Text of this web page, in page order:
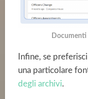
Documenti
Infine, se
una particolare
degli archivi.